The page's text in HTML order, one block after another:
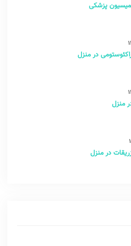
پزشکی
در منزل
منزل
در منزل